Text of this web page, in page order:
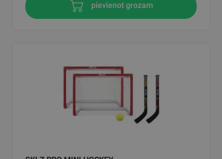
pievienot grozam